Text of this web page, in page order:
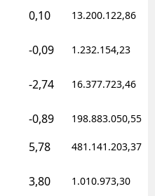
0,10 13.200.122,86
-0,09 1.232.154,23
-2,74 16.377.723,46
-0,89 198.883.050,55
5,78 481.141.203,37
3,80 1.010.973,30